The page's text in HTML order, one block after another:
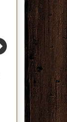
BRASILIA,
SISAL/
509,00 DKK
Se